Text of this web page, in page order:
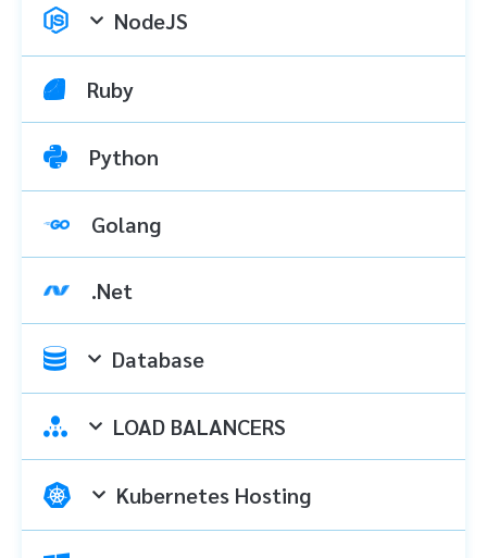
NodeJS
Ruby
Python
Golang
.Net
Database
LOAD BALANCERS
Kubernetes Hosting